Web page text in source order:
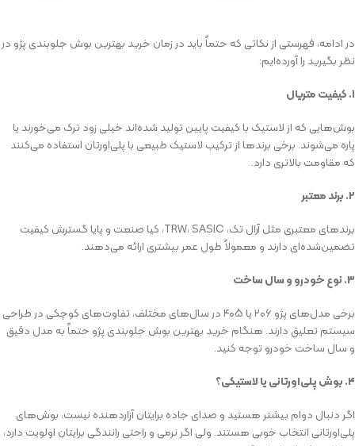
در ادامه، فهرستی از نکاتی که حتماً باید در زمان خرید بهترین بوش جلوبندی پژو در
نظر بگیرید را آورده‌ایم:
۱. کیفیت متریال
بوش‌هایی که از لاستیک با کیفیت پایین تولید شده‌اند خیلی زود ترک می‌خورند یا
پاره می‌شوند. برخی برندها از ترکیب لاستیک طبیعی با پلی‌اورتان استفاده می‌کنند
که مقاومت بالاتری دارد.
۲. برند معتبر
برندهای معتبری مثل آرال تک، TRW، SASIC، کیا صنعت و پایا گسترش کیفیت
تضمین‌شده‌ای دارند و معمولاً طول عمر بیشتری ارائه می‌دهند.
۳. نوع خودرو و سال ساخت
برخی مدل‌های پژو ۲۰۶ یا ۴۰۵ در سال‌های مختلف، تفاوت‌های کوچکی در طراحی
سیستم تعلیق دارند. هنگام خرید بهترین بوش جلوبندی پژو حتماً به مدل دقیق
و سال ساخت خودرو توجه کنید.
۴. بوش پلی‌اورتانی یا لاستیکی؟
اگر دنبال دوام بیشتر هستید و صدای جاده برایتان آزاردهنده نیست، بوش‌های
پلی‌اورتانی انتخاب خوبی هستند. ولی اگر نرمی و راحتی رانندگی برایتان اولویت دارد،